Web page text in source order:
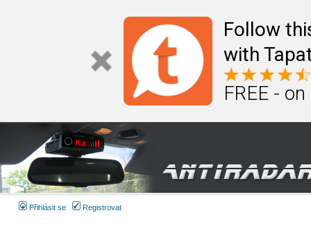
Follow
with
FREE -
Přihlásit se Registrovat